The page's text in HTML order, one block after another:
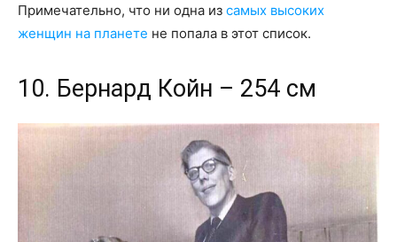
Примечательно, что ни одна из самых высоких
женщин на планете не попала в этот список.
10. Бернард Койн – 254 см